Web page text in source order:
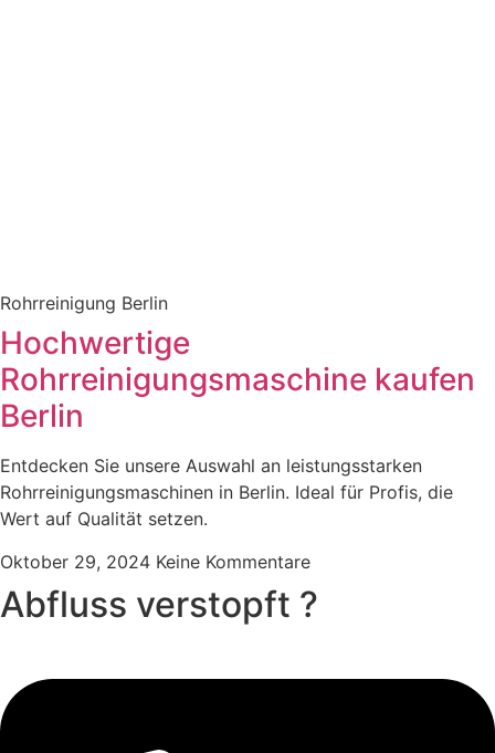
Rohrreinigung Berlin
Hochwertige
Rohrreinigungsmaschine kaufen
Berlin
Entdecken Sie unsere Auswahl an leistungsstarken
Rohrreinigungsmaschinen in Berlin. Ideal für Profis, die
Wert auf Qualität setzen.
Oktober 29, 2024 Keine Kommentare
Abfluss verstopft ?